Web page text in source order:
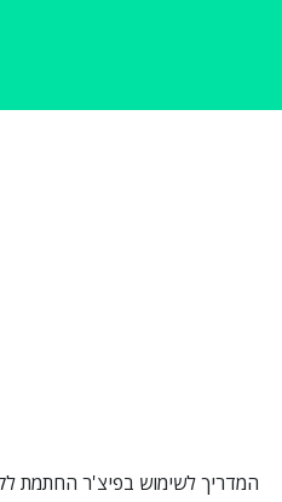
המדריך לשימוש בפיצ'ר החתמת